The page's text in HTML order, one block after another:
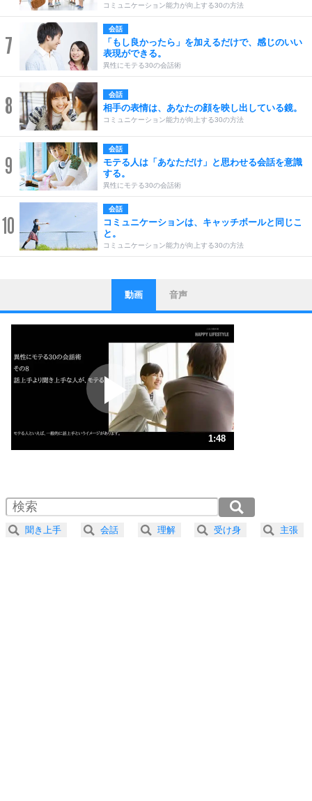
コミュニケーション能力が向上する30の方法
7
会話
「もし良かったら」を加えるだけで、感じのいい
表現ができる。
異性にモテる30の会話術
8 会話
相手の表情は、あなたの顔を映し出している鏡。
コミュニケーション能力が向上する30の方法
9
会話
モテる人は「あなただけ」と思わせる会話を意識
する。
異性にモテる30の会話術
10
会話
コミュニケーションは、キャッチボールと同じこ
と。
コミュニケーション能力が向上する30の方法
1
ストレス対策
他人と比べない。
いっそのこと、他人を見ない。
いらいらしない人になる30の方法
プラス思考
ポジティブになれない原因は、行動しないから。
ポジティブ思考になる30の方法
ストレス対策
人生、なんとかなるもの。
気楽に生きる30の方法
4 器の大きい人は、怒りを優しさで表現する。
動画 音声
1:48
2.0倍速 （213KB 54秒）
2.5倍速 （171KB 43秒）
3.0倍速 （142KB 36秒）
聞き上手 会話 理解 受け身 主張